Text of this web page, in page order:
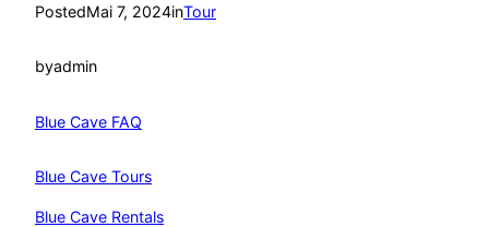
PostedMai 7, 2024inTour
byadmin
Blue Cave FAQ
Blue Cave Tours
Blue Cave Rentals